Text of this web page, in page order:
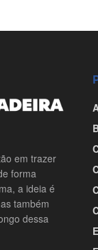
em trazer
forma
a ideia é
também
dessa